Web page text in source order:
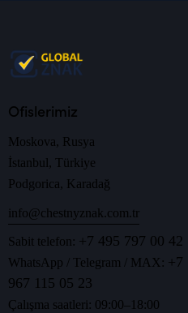
Ofislerimiz
Moskova, Rusya
İstanbul, Türkiye
Podgorica, Karadağ
info@chestnyznak.com.tr
Sabit telefon: +7 495 797 00 42
WhatsApp / Telegram / MAX: +7
967 115 05 23
Çalışma saatleri: 09:00–18:00